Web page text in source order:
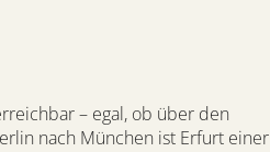
– egal, ob über den
nach München ist Erfurt einer